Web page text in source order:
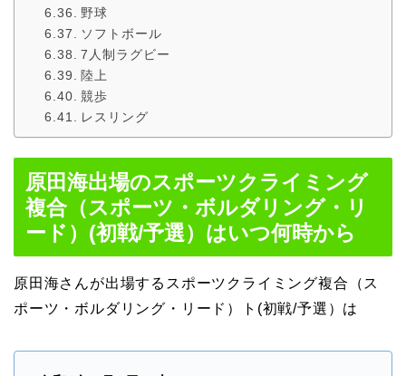
野球
ソフトボール
7人制ラグビー
陸上
競歩
レスリング
原田海出場のスポーツクライミング
複合（スポーツ・ボルダリング・リ
ード）(初戦/予選）はいつ何時から
原田海さんが出場するスポーツクライミング複合（ス
ポーツ・ボルダリング・リード）ト(初戦/予選）は